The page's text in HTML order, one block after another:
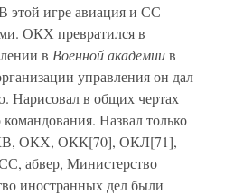
этой игре авиация и СС
ОКХ превратился в
в Военной академиив
управления он дал
Нарисовал в общих чертах
Назвал только
ОКХ, ОКК[70], ОКЛ[71],
абвер, Министерство
иностранных дел были